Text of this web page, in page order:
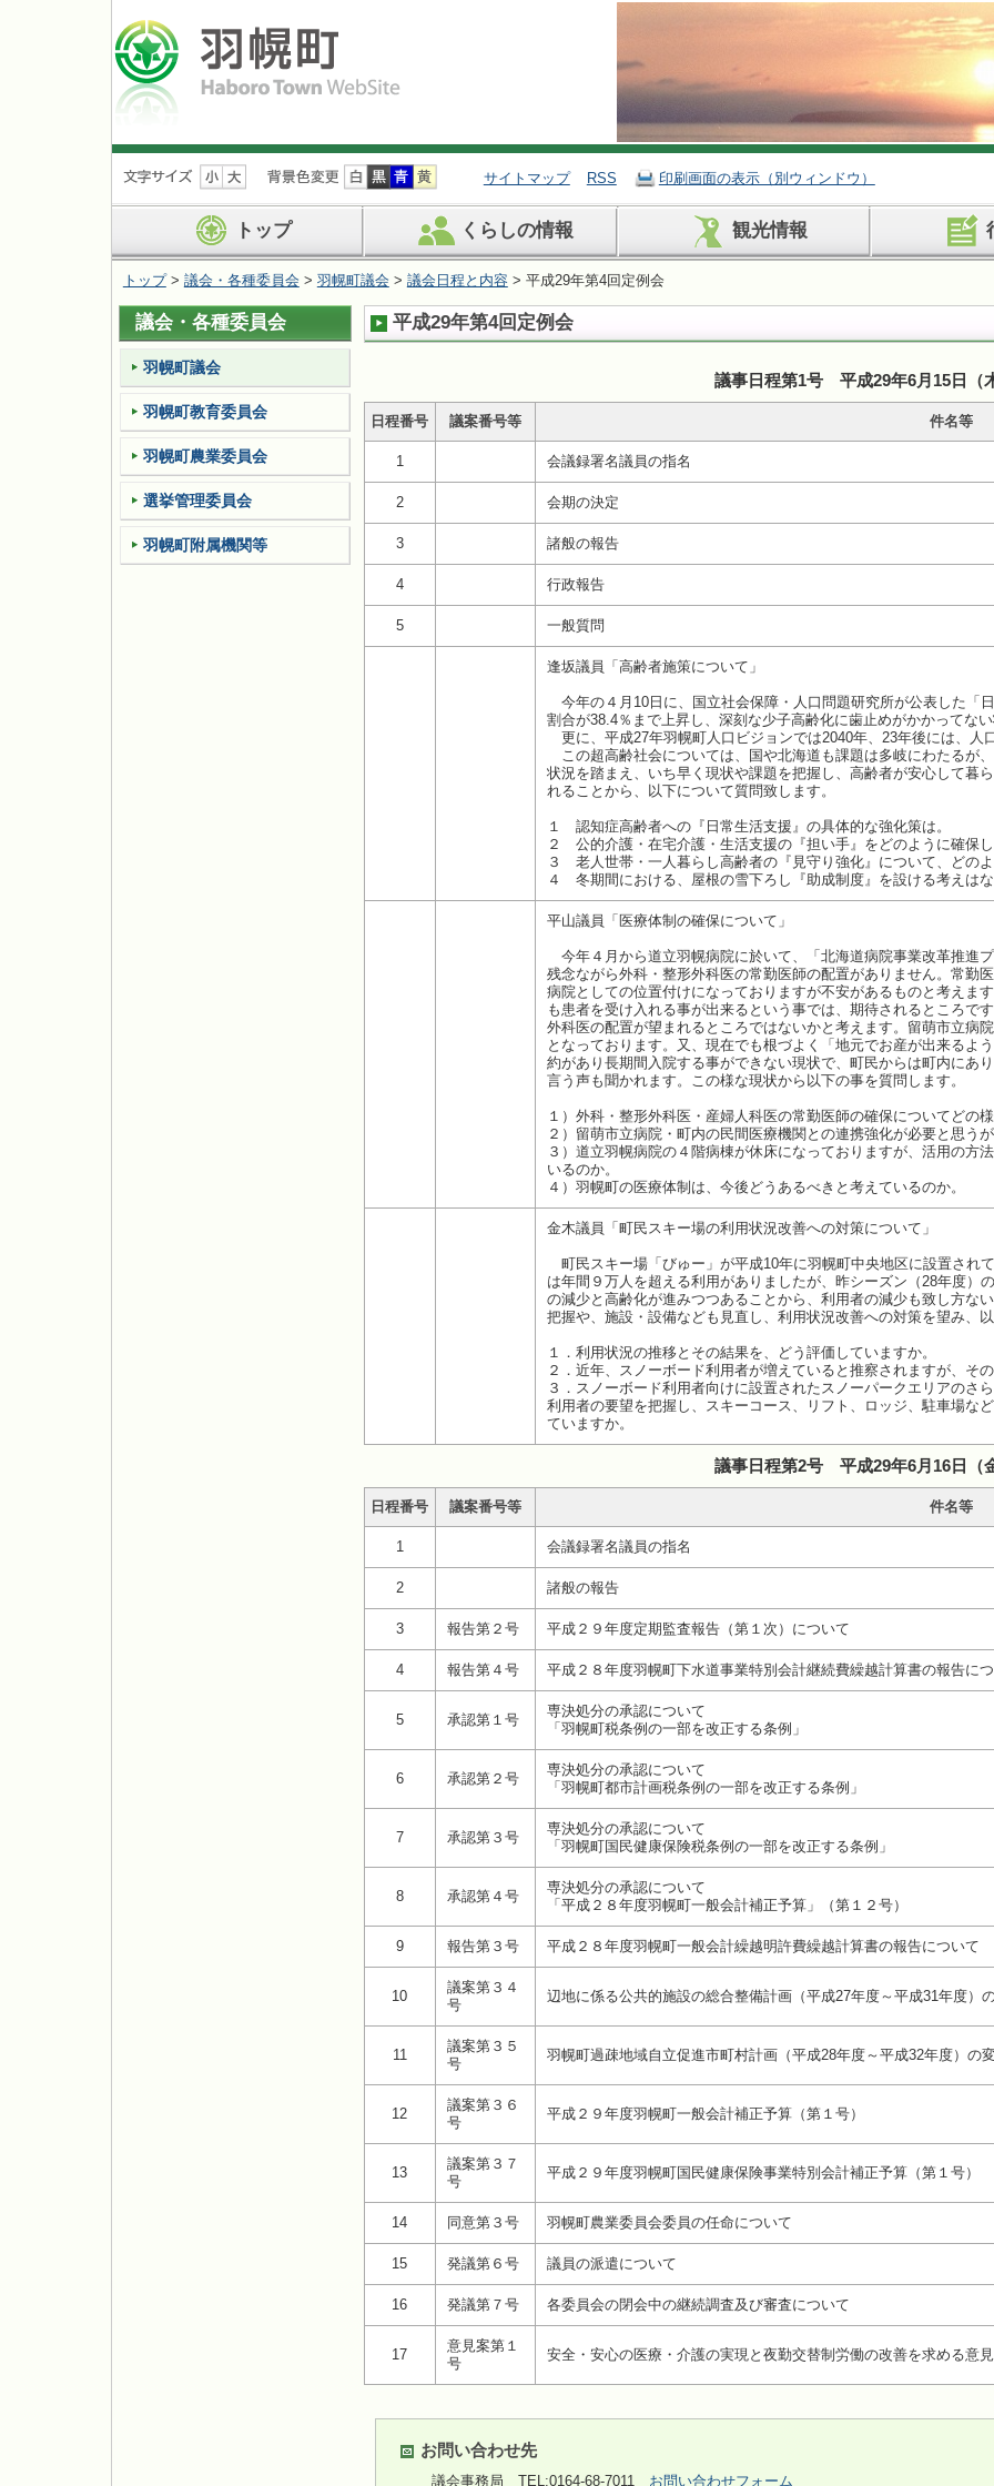
ナ
ビ
ョ
ン
を
飛
ば
す
サイトマップ RSS 印刷画面の表示（別ウィンドウ）
トップ くらしの情報 観光情報
トップ> 議会・各種委員会 > 羽幌町議会 > 議会日程と内容> 平成29年第4回定例会
平成29年第4回定例会
議事日程第1号 平成29年6月15日（
日程番号 議案番号等 件名等
1 会議録署名議員の指名
2 会期の決定
3 諸般の報告
4 行政報告
5 一般質問
逢坂議員「高齢者施策について」
今年の４月10日に、国立社会保障・人口問題研究所が公表した「
割合が38.4％まで上昇し、深刻な少子高齢化に歯止めがかかってな
更に、平成27年羽幌町人口ビジョンでは2040年、23年後には、人
この超高齢社会については、国や北海道も課題は多岐にわたるが
状況を踏まえ、いち早く現状や課題を把握し、高齢者が安心して暮
れることから、以下について質問致します。
１ 認知症高齢者への『日常生活支援』の具体的な強化策は。
２ 公的介護・在宅介護・生活支援の『担い手』をどのように確保
３ 老人世帯・一人暮らし高齢者の『見守り強化』について、どの
４ 冬期間における、屋根の雪下ろし『助成制度』を設ける考えは
平山議員「医療体制の確保について」
今年４月から道立羽幌病院に於いて、「北海道病院事業改革推進
残念ながら外科・整形外科医の常勤医師の配置がありません。常勤
病院としての位置付けになっておりますが不安があるものと考えま
も患者を受け入れる事が出来るという事では、期待されるところで
外科医の配置が望まれるところではないかと考えます。留萌市立病
となっております。又、現在でも根づよく「地元でお産が出来るよ
約があり長期間入院する事ができない現状で、町民からは町内にあ
言う声も聞かれます。この様な現状から以下の事を質問します。
１）外科・整形外科医・産婦人科医の常勤医師の確保についてどの
２）留萌市立病院・町内の民間医療機関との連携強化が必要と思う
３）道立羽幌病院の４階病棟が休床になっておりますが、活用の方
いるのか。
４）羽幌町の医療体制は、今後どうあるべきと考えているのか。
金木議員「町民スキー場の利用状況改善への対策について」
町民スキー場「びゅー」が平成10年に羽幌町中央地区に設置され
は年間９万人を超える利用がありましたが、昨シーズン（28年度）
の減少と高齢化が進みつつあることから、利用者の減少も致し方な
把握や、施設・設備なども見直し、利用状況改善への対策を望み、
１．利用状況の推移とその結果を、どう評価していますか。
２．近年、スノーボード利用者が増えていると推察されますが、そ
３．スノーボード利用者向けに設置されたスノーパークエリアのさ
利用者の要望を把握し、スキーコース、リフト、ロッジ、駐車場な
ていますか。
議事日程第2号 平成29年6月16日（
日程番号 議案番号等 件名等
1 会議録署名議員の指名
2 諸般の報告
3 報告第２号 平成２９年度定期監査報告（第１次）について
4 報告第４号 平成２８年度羽幌町下水道事業特別会計継続費繰越計算書の報告に
5 承認第１号
専決処分の承認について
「羽幌町税条例の一部を改正する条例」
6 承認第２号
専決処分の承認について
「羽幌町都市計画税条例の一部を改正する条例」
7 承認第３号
専決処分の承認について
「羽幌町国民健康保険税条例の一部を改正する条例」
8 承認第４号
専決処分の承認について
「平成２８年度羽幌町一般会計補正予算」（第１２号）
9 報告第３号 平成２８年度羽幌町一般会計繰越明許費繰越計算書の報告について
10
議案第３４
号
辺地に係る公共的施設の総合整備計画（平成27年度～平成31年度）
11
議案第３５
号
羽幌町過疎地域自立促進市町村計画（平成28年度～平成32年度）の
12
議案第３６
号
平成２９年度羽幌町一般会計補正予算（第１号）
13
議案第３７
号
平成２９年度羽幌町国民健康保険事業特別会計補正予算（第１号）
14 同意第３号 羽幌町農業委員会委員の任命について
15 発議第６号 議員の派遣について
16 発議第７号 各委員会の閉会中の継続調査及び審査について
17
意見案第１
号
安全・安心の医療・介護の実現と夜勤交替制労働の改善を求める意
お問い合わせ先
議会事務局 TEL:0164-68-7011 お問い合わせフォーム
議会・各種委員会
羽幌町議会
羽幌町教育委員会
羽幌町農業委員会
選挙管理委員会
羽幌町附属機関等